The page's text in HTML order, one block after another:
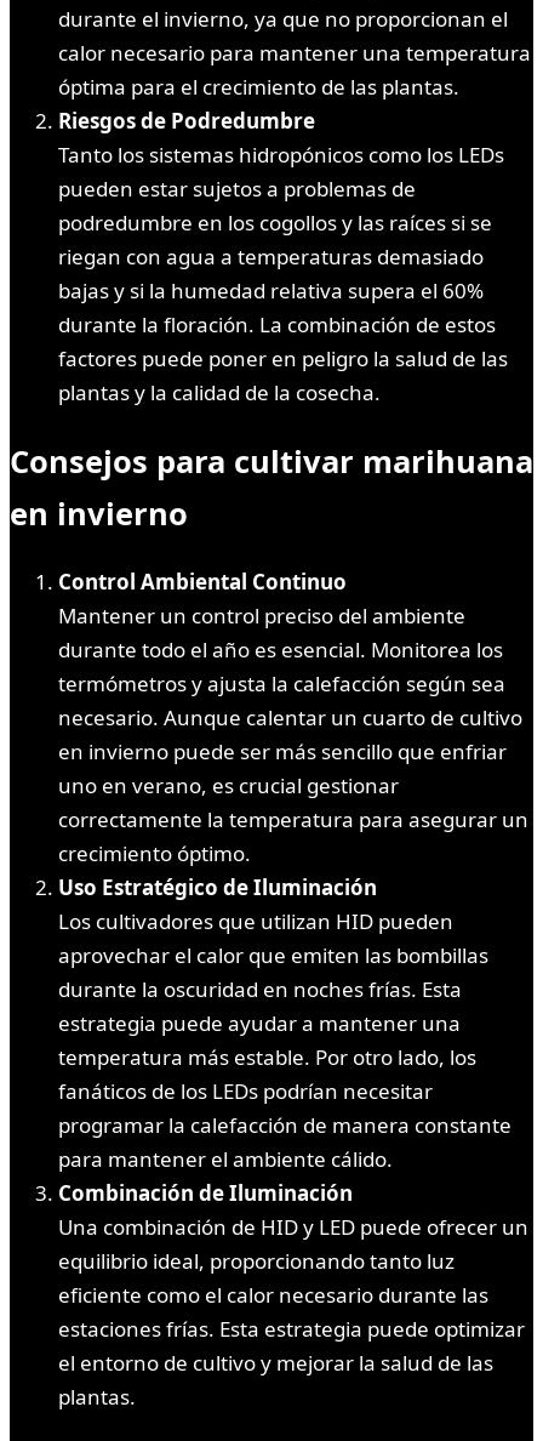
durante el invierno, ya que no proporcionan el
calor necesario para mantener una temperatura
óptima para el crecimiento de las plantas.
Riesgos de Podredumbre
Tanto los sistemas hidropónicos como los LEDs
pueden estar sujetos a problemas de
podredumbre en los cogollos y las raíces si se
riegan con agua a temperaturas demasiado
bajas y si la humedad relativa supera el 60%
durante la floración. La combinación de estos
factores puede poner en peligro la salud de las
plantas y la calidad de la cosecha.
Consejos para cultivar marihuana
en invierno
Control Ambiental Continuo
Mantener un control preciso del ambiente
durante todo el año es esencial. Monitorea los
termómetros y ajusta la calefacción según sea
necesario. Aunque calentar un cuarto de cultivo
en invierno puede ser más sencillo que enfriar
uno en verano, es crucial gestionar
correctamente la temperatura para asegurar un
crecimiento óptimo.
Uso Estratégico de Iluminación
Los cultivadores que utilizan HID pueden
aprovechar el calor que emiten las bombillas
durante la oscuridad en noches frías. Esta
estrategia puede ayudar a mantener una
temperatura más estable. Por otro lado, los
fanáticos de los LEDs podrían necesitar
programar la calefacción de manera constante
para mantener el ambiente cálido.
Combinación de Iluminación
Una combinación de HID y LED puede ofrecer un
equilibrio ideal, proporcionando tanto luz
eficiente como el calor necesario durante las
estaciones frías. Esta estrategia puede optimizar
el entorno de cultivo y mejorar la salud de las
plantas.